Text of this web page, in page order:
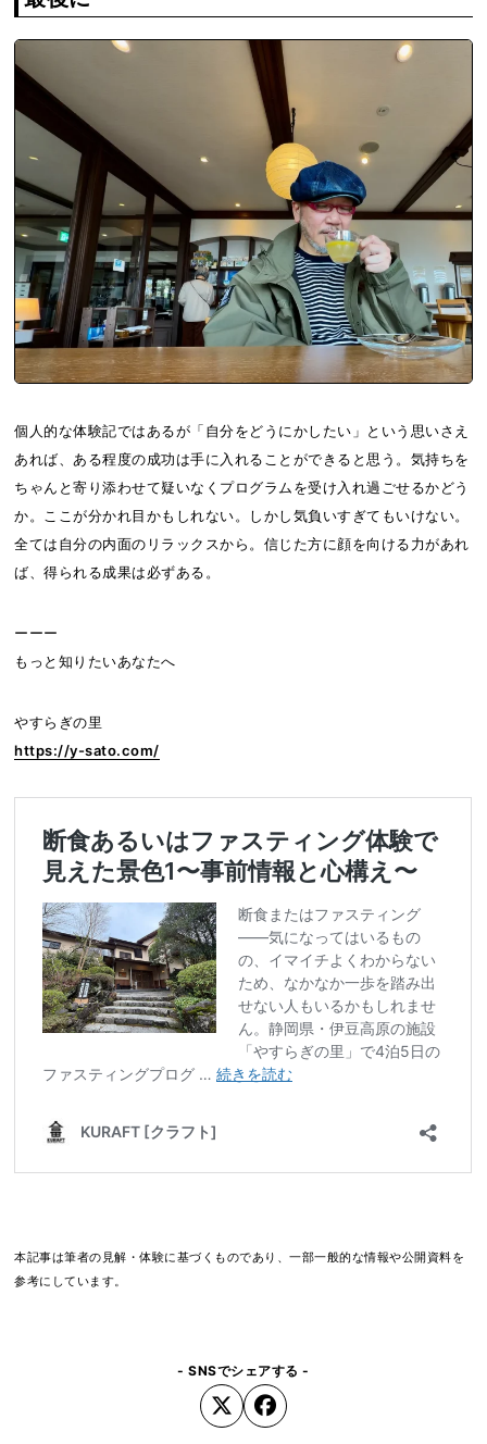
個人的な体験記ではあるが「自分をどうにかしたい」という思いさえ
あれば、ある程度の成功は手に入れることができると思う。気持ちを
ちゃんと寄り添わせて疑いなくプログラムを受け入れ過ごせるかどう
か。ここが分かれ目かもしれない。しかし気負いすぎてもいけない。
全ては自分の内面のリラックスから。信じた方に顔を向ける力があれ
ば、得られる成果は必ずある。
ーーー
もっと知りたいあなたへ
やすらぎの里
https://y-sato.com/
本記事は筆者の見解・体験に基づくものであり、一部一般的な情報や公開資料を
参考にしています。
- SNSでシェアする -